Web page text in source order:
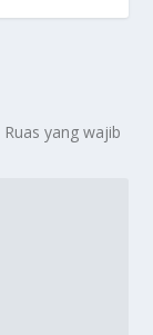
Ruas yang wajib